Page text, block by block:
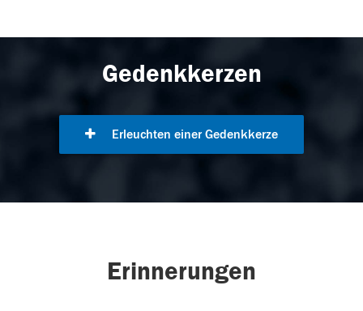
Gedenkkerzen
Erleuchten einer Gedenkkerze
Erinnerungen